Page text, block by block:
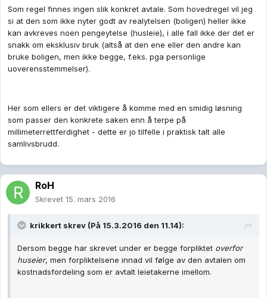
Som regel finnes ingen slik konkret avtale. Som hovedregel vil jeg
si at den som ikke nyter godt av realytelsen (boligen) heller ikke
kan avkreves noen pengeytelse (husleie), i alle fall ikke der det er
snakk om eksklusiv bruk (altså at den ene eller den andre kan
bruke boligen, men ikke begge, f.eks. pga personlige
uoverensstemmelser).
Her som ellers er det viktigere å komme med en smidig løsning
som passer den konkrete saken enn å terpe på
millimeterrettferdighet - dette er jo tilfelle i praktisk talt alle
samlivsbrudd.
RoH
Skrevet 15. mars 2016
krikkert skrev (På 15.3.2016 den 11.14):
Dersom begge har skrevet under er begge forpliktet overfor
huseier, men forpliktelsene innad vil følge av den avtalen om
kostnadsfordeling som er avtalt leietakerne imellom.